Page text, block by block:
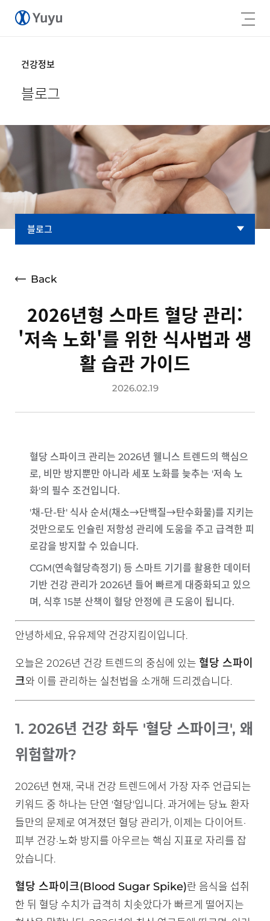
건강정보
블로그
블로그
Back
2026년형 스마트 혈당 관리:
'저속 노화'를 위한 식사법과 생
활 습관 가이드
2026.02.19
혈당 스파이크 관리 는 2026년 웰니스 트렌드의 핵심으
로, 비만 방지뿐만 아니라 세포 노화를 늦추는 '저속 노
화'의 필수 조건입니다.
'채-단-탄' 식사 순서 (채소→단백질→탄수화물)를 지키는
것만으로도 인슐린 저항성 관리에 도움을 주고 급격한 피
로감을 방지할 수 있습니다.
CGM(연속혈당측정기) 등 스마트 기기를 활용한 데이터
기반 건강 관리가 2026년 들어 빠르게 대중화되고 있으
며, 식후 15분 산책이 혈당 안정에 큰 도움이 됩니다.
안녕하세요, 유유제약 건강지킴이입니다.
오늘은 2026년 건강 트렌드의 중심에 있는 혈당 스파이
크와 이를 관리하는 실천법을 소개해 드리겠습니다.
1. 2026년 건강 화두 '혈당 스파이크', 왜
위험할까?
2026년 현재, 국내 건강 트렌드에서 가장 자주 언급되는
키워드 중 하나는 단연 '혈당'입니다. 과거에는 당뇨 환자
들만의 문제로 여겨졌던 혈당 관리가, 이제는 다이어트·
피부 건강·노화 방지를 아우르는 핵심 지표로 자리를 잡
았습니다.
혈당 스파이크(Blood Sugar Spike)란 음식을 섭취
한 뒤 혈당 수치가 급격히 치솟았다가 빠르게 떨어지는